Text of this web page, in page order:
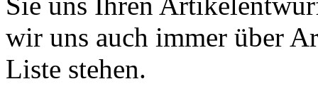
wir uns auch immer über
Liste stehen.